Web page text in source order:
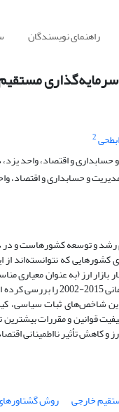
راهنمای نویسندگان
سرمایه‌گذاری
2
و اقتصاد، واحد یزد،
و حسابداری و اقتصاد،
و توسعه کشورهاست و
که نتوانسته‌اند از
بازار ارز (به عنوان
خارجی در 30 کشور با
شاخص‌های ثبات سیاسی،
قوانین و مقررات
و کاهش تأثیر
خارجی
روش